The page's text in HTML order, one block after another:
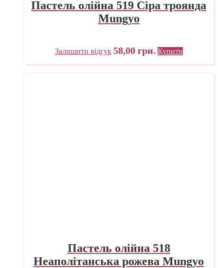
Пастель олійна 519 Сіра троянда
Mungyo
Залишити відгук 58,00 грн. Купити
Пастель олійна 518
Неаполітанська рожева Mungyo